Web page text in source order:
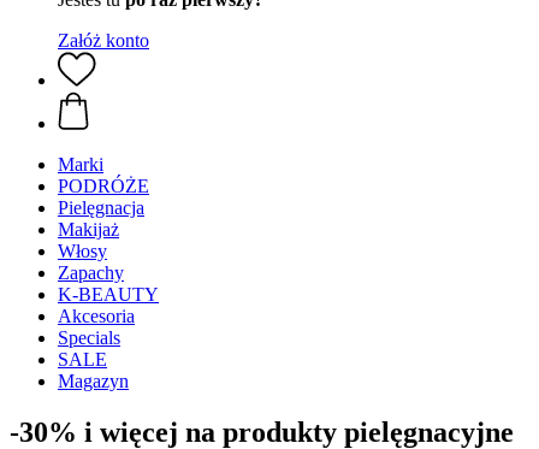
Załóż konto
Marki
PODRÓŻE
Pielęgnacja
Makijaż
Włosy
Zapachy
K-BEAUTY
Akcesoria
Specials
SALE
Magazyn
-30% i więcej na produkty pielęgnacyjne